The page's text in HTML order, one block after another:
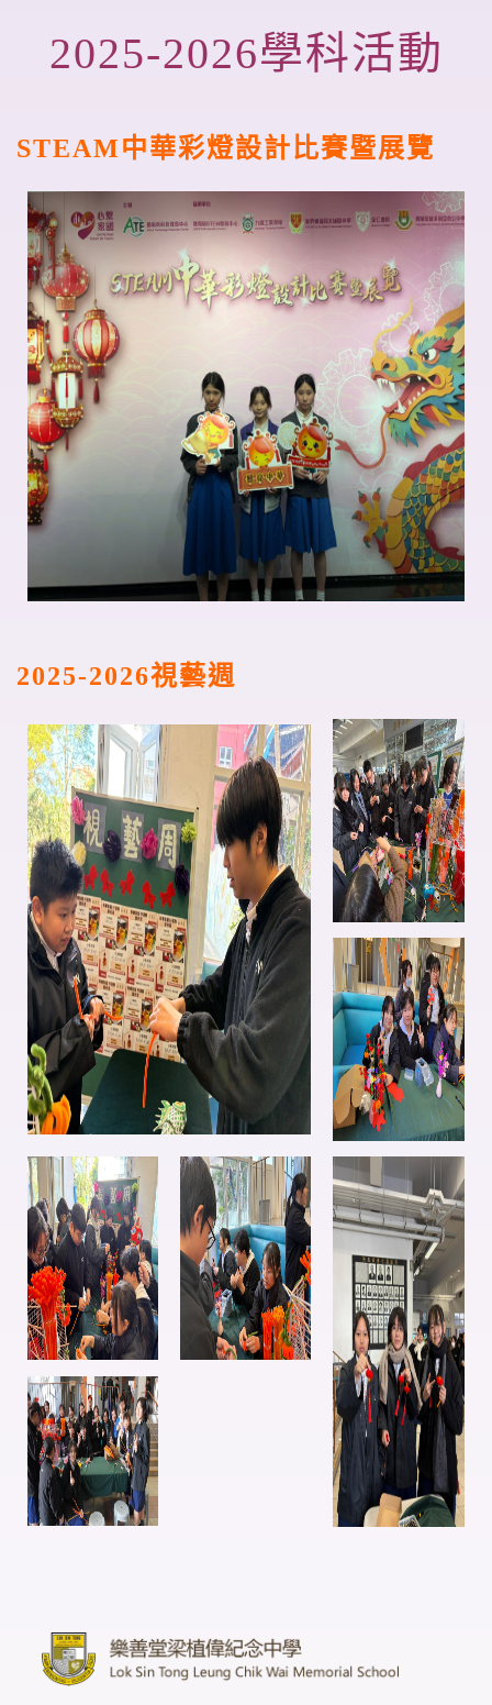
2025-2026學科活動
STEAM中華彩燈設計比賽暨展覽
2025-2026視藝週